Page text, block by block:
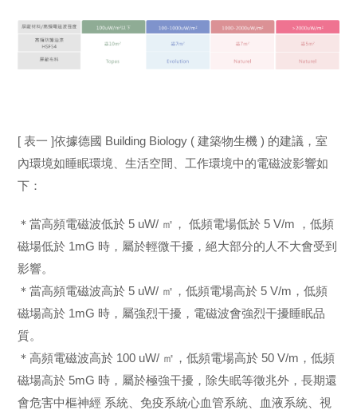
[ 表一 ]依據德國 Building Biology ( 建築物生機 ) 的建議，室
內環境如睡眠環境、生活空間、工作環境中的電磁波影響如
下：
＊當高頻電磁波低於 5 uW/ ㎡， 低頻電場低於 5 V/m ，低頻
磁場低於 1mG 時，屬於輕微干擾，絕大部分的人不大會受到
影響。
＊當高頻電磁波高於 5 uW/ ㎡，低頻電場高於 5 V/m，低頻
磁場高於 1mG 時，屬強烈干擾，電磁波會強烈干擾睡眠品
質。
＊高頻電磁波高於 100 uW/ ㎡，低頻電場高於 50 V/m，低頻
磁場高於 5mG 時，屬於極強干擾，除失眠等徵兆外，長期還
會危害中樞神經 系統、免疫系統心血管系統、血液系統、視